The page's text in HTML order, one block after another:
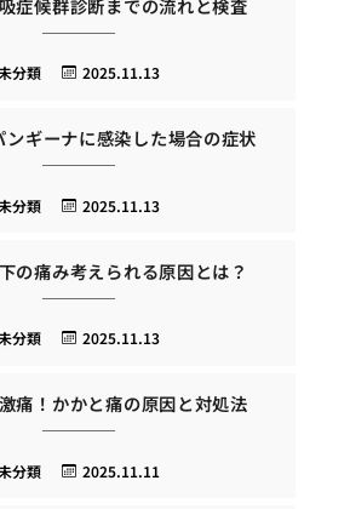
2025.11.13
分類
ンギーナに感染した場合の症状
2025.11.13
分類
の痛み考えられる原因とは？
2025.11.13
分類
痛！かかと痛の原因と対処法
2025.11.11
分類